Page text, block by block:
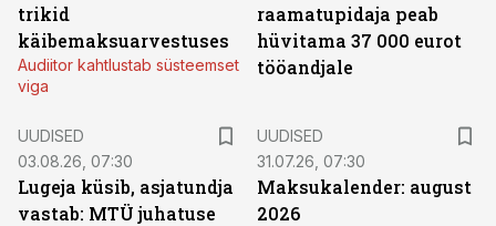
trikid
käibemaksuarvestuses
Audiitor kahtlustab süsteemset
viga
raamatupidaja peab
hüvitama 37 000 eurot
tööandjale
UUDISED
03.08.26, 07:30
Lugeja küsib, asjatundja
vastab: MTÜ juhatuse
UUDISED
31.07.26, 07:30
Maksukalender: august
2026